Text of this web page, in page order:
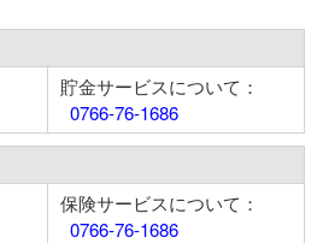
貯金サービスについて：
0766-76-1686
保険サービスについて：
0766-76-1686